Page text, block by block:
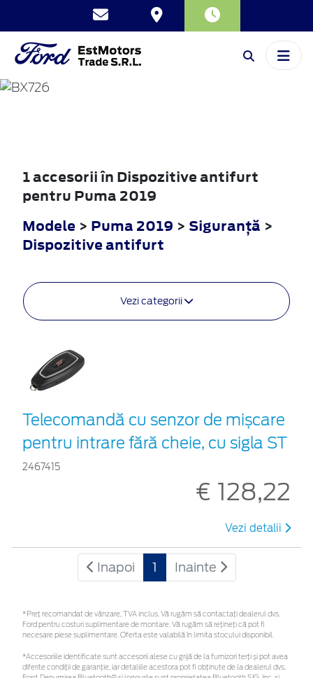
PUMA
1 accesorii în Dispozitive antifurt
pentru Puma 2019
Modele > Puma 2019 > Siguranţă >
Dispozitive antifurt
Vezi categorii
Telecomandă cu senzor de mișcare
pentru intrare fără cheie, cu sigla ST
2467415
€ 128,22
Vezi detalii
Inapoi 1 Inainte
*Preţ recomandat de vânzare, TVA inclus. Vă rugăm să contactaţi dealerul dvs.
Ford pentru costuri suplimentare de montare. Vă rugăm să rețineți că pot fi
necesare piese suplimentare. Oferta este valabilă în limita stocului disponibil.
*Accesoriile identificate sunt accesorii alese cu grijă de la furnizori terți și pot avea
diferite condiții de garanție, iar detaliile acestora pot fi obținute de la dealerul dvs.